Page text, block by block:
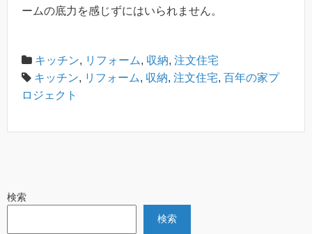
ームの底力を感じずにはいられません。
キッチン, リフォーム, 収納, 注文住宅
キッチン, リフォーム, 収納, 注文住宅, 百年の家プ
ロジェクト
検索
検索